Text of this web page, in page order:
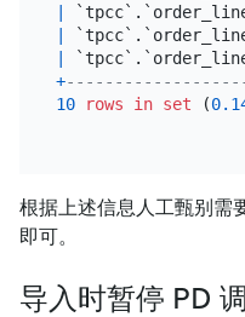
|
|
|
+
10
rows in set (
根据上述信息人工甄别需
即可。
导入时暂停 PD